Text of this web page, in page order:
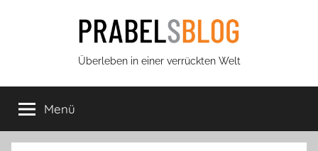
Prabels
Blog
Überleben in einer verrückten Welt
Menü